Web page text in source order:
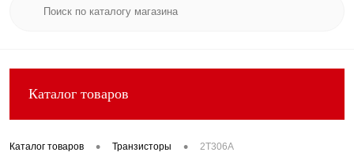
Каталог товаров
Каталог товаров • Транзисторы • 2Т306А